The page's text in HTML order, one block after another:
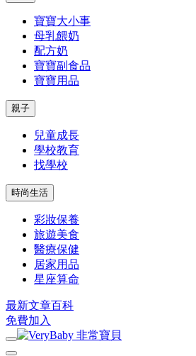
寶寶大小事
母乳餵奶
配方奶
寶寶副食品
寶寶用品
親子
兒童成長
學校教育
找學校
時尚生活
彩妝保養
旅遊美食
醫療保健
居家用品
星座算命
最新文章百科
免費加入